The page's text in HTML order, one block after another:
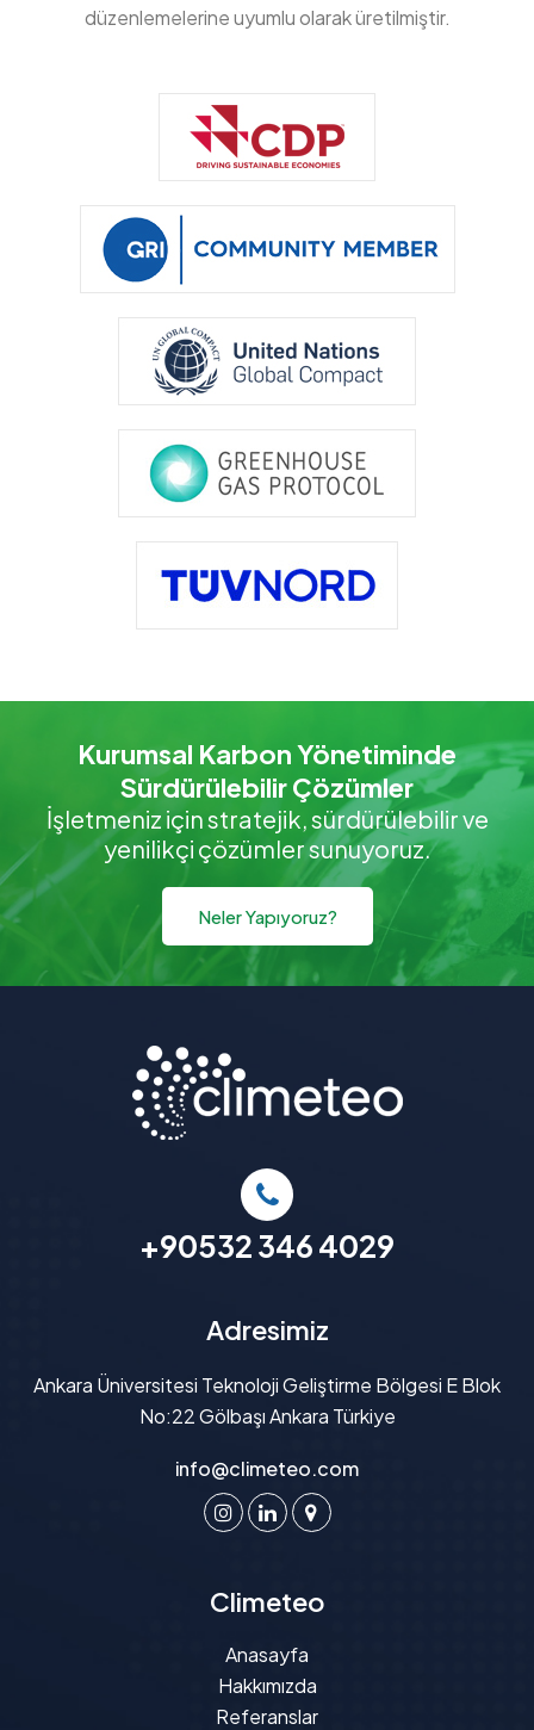
düzenlemelerine uyumlu olarak üretilmiştir.
Kurumsal Karbon Yönetiminde
Sürdürülebilir Çözümler
İşletmeniz için stratejik, sürdürülebilir ve
yenilikçi çözümler sunuyoruz.
Neler Yapıyoruz?
+90532 346 4029
Adresimiz
Ankara Üniversitesi Teknoloji Geliştirme Bölgesi E Blok
No:22 Gölbaşı Ankara Türkiye
info@climeteo.com
Climeteo
Anasayfa
Hakkımızda
Referanslar